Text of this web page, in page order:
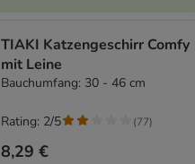
TIAKI Katzengeschirr Comfy
mit Leine
Bauchumfang: 30 - 46 cm
8,29 €
Rating: 2/5 (77)